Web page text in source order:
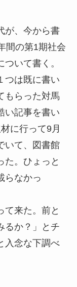
が、今から書
間の第1期社会
いて書く。
つは既に書い
もらった対馬
い記事を書い
に行って9月
いて、図書館
た。ひょっと
らなかっ
て来た。前と
るか？」とチ
入念な下調べ